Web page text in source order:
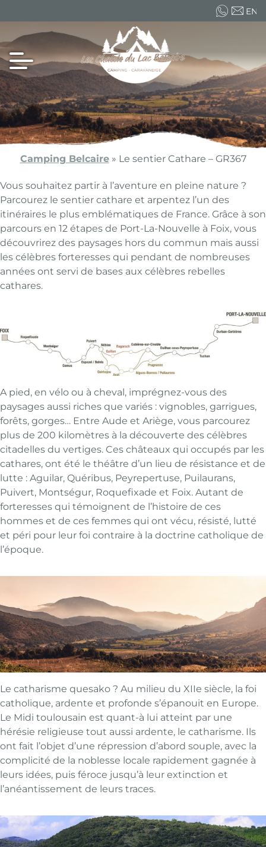
FR
EN
Camping Belcaire» Le sentier Cathare – GR367
Vous souhaitez partir à l’aventure en pleine nature ?
Parcourez le sentier cathare et arpentez l’un des
itinéraires le plus emblématiques de France. Grâce à son
parcours en 12 étapes de Port-La-Nouvelle à Foix, vous
découvrirez des paysages hors du commun mais aussi
les célèbres forteresses qui pendant de nombreuses
années ont servi de bases aux célèbres rebelles
cathares.
A pied, en vélo ou à cheval, imprégnez-vous des
paysages aussi riches que variés : vignobles, garrigues,
forêts, gorges… Entre Aude et Ariège, vous parcourez
plus de 200 kilomètres à la découverte des célèbres
citadelles du vertiges. Ces châteaux qui occupés par les
cathares, ont été le théâtre d’un lieu de résistance et de
lutte : Aguilar, Quéribus, Peyrepertuse, Puilaurans,
Puivert, Montségur, Roquefixade et Foix. Autant de
forteresses qui témoignent de l’histoire de ces
hommes et de ces femmes qui ont vécu, résisté, lutté
et péri pour leur foi contraire à la doctrine catholique de
l’époque.
Le catharisme quesako ? Au milieu du XIIe siècle, la foi
catholique, ardente et profonde s’épanouit en Europe.
Le Midi toulousain est quant-à lui atteint par une
hérésie religieuse tout aussi ardente, le catharisme. Ils
ont fait l’objet d’une répression d’abord souple, avec la
complicité de la noblesse locale rapidement gagnée à
leurs idées, puis féroce jusqu’à leur extinction et
l’anéantissement de leurs traces.